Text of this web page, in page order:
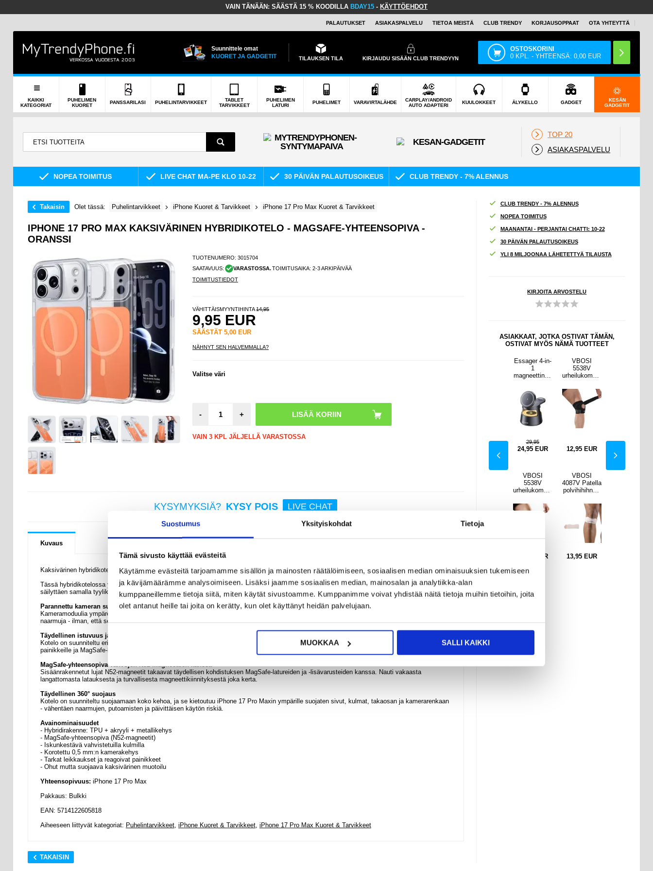
Suostumus Yksityiskohdat Tietoja
Tämä sivusto käyttää evästeitä
Käytämme evästeitä tarjoamamme sisällön ja mainosten räätälöimiseen, sosiaalisen median ominaisuuksien tukemiseen
ja kävijämäärämme analysoimiseen. Lisäksi jaamme sosiaalisen median, mainosalan ja analytiikka-alan
kumppaneillemme tietoja siitä, miten käytät sivustoamme. Kumppanimme voivat yhdistää näitä tietoja muihin tietoihin, joita
olet antanut heille tai joita on kerätty, kun olet käyttänyt heidän palvelujaan.
MUOKKAA SALLI KAIKKI
VAIN TÄNÄÄN: SÄÄSTÄ 15 % KOODILLA BDAY15 - KÄYTTÖEHDOT
PALAUTUKSET ASIAKASPALVELU TIETOA MEISTÄ CLUB TRENDY KORJAUSOPPAAT OTA YHTEYTTÄ
Suunnittele omat
KUORET JA GADGETIT
TILAUKSEN TILA KIRJAUDU SISÄÄN CLUB TRENDYYN
OSTOSKORINI
0 KPL. - YHTEENSÄ:0,00 EUR
KAIKKI
KATEGORIAT
PUHELIMEN
KUORET
PANSSARILASI PUHELINTARVIKKEET
TABLET
TARVIKKEET
PUHELIMEN
LATURI
PUHELIMET VARAVIRTALÄHDE
CARPLAY/ANDROID
AUTO ADAPTERI
KUULOKKEET ÄLYKELLO GADGET
KESÄN
GADGETIT
TOP 20
ASIAKASPALVELU
NOPEA TOIMITUS LIVE CHAT MA-PE KLO 10-22 30 PÄIVÄN PALAUTUSOIKEUS CLUB TRENDY - 7% ALENNUS
Takaisin Olet tässä: Puhelintarvikkeet iPhone Kuoret & Tarvikkeet iPhone 17 Pro Max Kuoret & Tarvikkeet
IPHONE 17 PRO MAX KAKSIVÄRINEN HYBRIDIKOTELO - MAGSAFE-YHTEENSOPIVA -
ORANSSI
TUOTENUMERO:3015704
SAATAVUUS:
VARASTOSSA.TOIMITUSAIKA: 2-3 ARKIPÄIVÄÄ
TOIMITUSTIEDOT
VÄHITTÄISMYYNTIHINTA14,95
9,95 EUR
SÄÄSTÄT5,00 EUR
NÄHNYT SEN HALVEMMALLA?
Valitse väri
- +
VAIN 3 KPL JÄLJELLÄ VARASTOSSA
KYSYMYKSIÄ? KYSY POIS LIVE CHAT
Kuvaus
Kaksivärinen hybridikotelo / MagSafe yhteensopiva iskunkestävä kansi metallisella kamerakehyksellä iPhone 17 Pro Maxille
Tässä hybridikotelossa yhdistyvät TPU, akryyli ja vahvistettu metallikehys, jotka tarjoavat kestävyyttä, iskunvaimennusta ja pitkäaikaista suojaa
säilyttäen samalla tyylikkään kaksivärisen viimeistelyn.
Parannettu kameran suojaus
Kameramoduulia ympäröi 0,5 mm:n korotettu kehys, joka on yhdistetty metalliseen suojakehykseen, joka parantaa iskunkestävyyttä ja ehkäisee
naarmuja - ilman, että se haittaa valokuvien selkeyttä.
Täydellinen istuvuus ja tarkat leikkaukset
Kotelo on suunniteltu erityisesti iPhone 17 Pro Max -puhelimelle, ja siinä on tarkasti kohdistetut leikkaukset kaikille porteille, kaiuttimille,
painikkeille ja MagSafe-komponenteille, mikä takaa saumattoman käytettävyyden ilman suojakannen poistamista.
MagSafe-yhteensopiva vahvojen N52-magneettien kanssa
Sisäänrakennetut lujat N52-magneetit takaavat täydellisen kohdistuksen MagSafe-latureiden ja -lisävarusteiden kanssa. Nauti vakaasta
langattomasta latauksesta ja turvallisesta magneettikiinnityksestä joka kerta.
Täydellinen 360° suojaus
Kotelo on suunniteltu suojaamaan koko kehoa, ja se kietoutuu iPhone 17 Pro Maxin ympärille suojaten sivut, kulmat, takaosan ja kamerarenkaan
- vähentäen naarmujen, putoamisten ja päivittäisen käytön riskiä.
Avainominaisuudet
- Hybridirakenne: TPU + akryyli + metallikehys
- MagSafe-yhteensopiva (N52-magneetit)
- Iskunkestävä vahvistetuilla kulmilla
- Korotettu 0,5 mm:n kamerakehys
- Tarkat leikkaukset ja reagoivat painikkeet
- Ohut mutta suojaava kaksivärinen muotoilu
Yhteensopivuus: iPhone 17 Pro Max
Pakkaus: Bulkki
EAN: 5714122605818
Aiheeseen liittyvät kategoriat: Puhelintarvikkeet, iPhone Kuoret & Tarvikkeet, iPhone 17 Pro Max Kuoret & Tarvikkeet
TAKAISIN
CLUB TRENDY - 7% ALENNUS
NOPEA TOIMITUS
MAANANTAI - PERJANTAI CHATTI: 10-22
30 PÄIVÄN PALAUTUSOIKEUS
YLI 8 MILJOONAA LÄHETETTYÄ TILAUSTA
KIRJOITA ARVOSTELU
ASIAKKAAT, JOTKA OSTIVAT TÄMÄN,
OSTIVAT MYÖS NÄMÄ TUOTTEET
Essager 4-in-
1
magneettinen
latausteline -
15W - musta
29,95
24,95 EUR
VBOSI
5538V
urheilukompre
EUR
VBOSI
5538V
urheilukompre
patellahihna -
musta
12,95 EUR
VBOSI
4087V Patella
polvihihihna -
Vaaleanpunai
nen
13,95 EUR